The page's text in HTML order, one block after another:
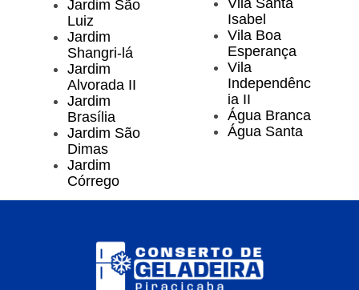
Jardim São
Luiz
Jardim
Shangri-lá
Jardim
Alvorada II
Jardim
Brasília
Jardim São
Dimas
Jardim
Córrego
Vila Santa
Isabel
Vila Boa
Esperança
Vila
Independênc
ia II
Água Branca
Água Santa